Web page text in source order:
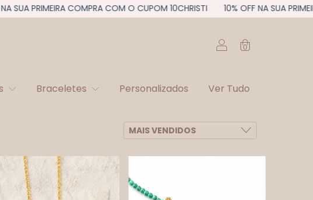
COMPRA COM O CUPOM 10CHRISTI 10% OFF NA SUA PRIMEIRA
0
Braceletes Personalizados Ver Tudo